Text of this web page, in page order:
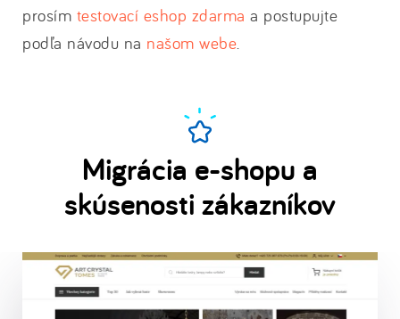
prosím testovací eshop zdarma a postupujte
podľa návodu na našom webe.
Migrácia e-shopu a
skúsenosti zákazníkov